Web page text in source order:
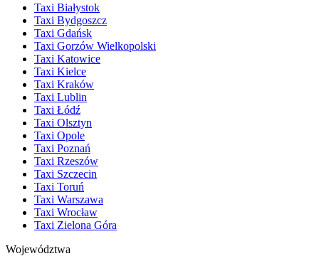
Taxi Białystok
Taxi Bydgoszcz
Taxi Gdańsk
Taxi Gorzów Wielkopolski
Taxi Katowice
Taxi Kielce
Taxi Kraków
Taxi Lublin
Taxi Łódź
Taxi Olsztyn
Taxi Opole
Taxi Poznań
Taxi Rzeszów
Taxi Szczecin
Taxi Toruń
Taxi Warszawa
Taxi Wrocław
Taxi Zielona Góra
Województwa